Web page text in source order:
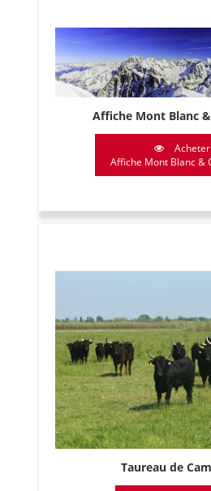
Affiche Mont Blanc
Acheter
Affiche Mont Blanc &
Taureau de